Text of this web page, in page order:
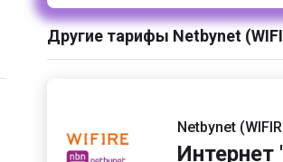
Другие тарифы Netbynet
Netbynet